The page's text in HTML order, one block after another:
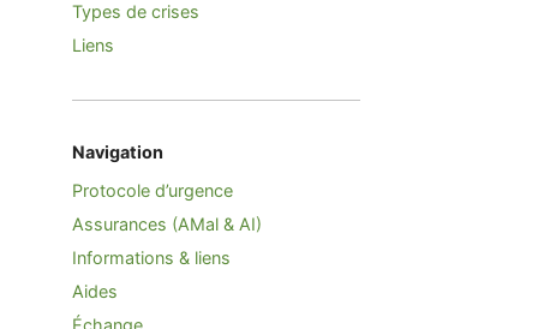
Types de crises
Liens
Navigation
Protocole d’urgence
Assurances (AMal & AI)
Informations & liens
Aides